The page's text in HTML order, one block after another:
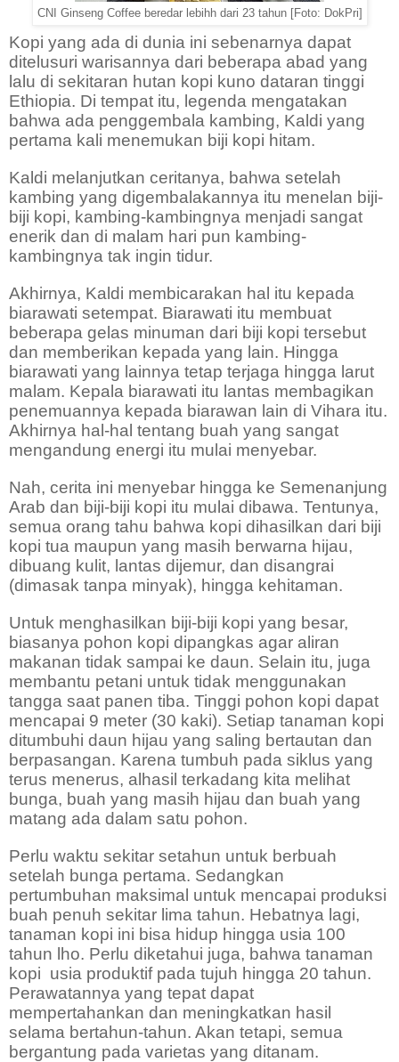
CNI Ginseng Coffee beredar lebihh dari 23 tahun [Foto: DokPri]
Kopi yang ada di dunia ini sebenarnya dapat
ditelusuri warisannya dari beberapa abad yang
lalu di sekitaran hutan kopi kuno dataran tinggi
Ethiopia. Di tempat itu, legenda mengatakan
bahwa ada penggembala kambing, Kaldi yang
pertama kali menemukan biji kopi hitam.
Kaldi melanjutkan ceritanya, bahwa setelah
kambing yang digembalakannya itu menelan biji-
biji kopi, kambing-kambingnya menjadi sangat
enerik dan di malam hari pun kambing-
kambingnya tak ingin tidur.
Akhirnya, Kaldi membicarakan hal itu kepada
biarawati setempat. Biarawati itu membuat
beberapa gelas minuman dari biji kopi tersebut
dan memberikan kepada yang lain. Hingga
biarawati yang lainnya tetap terjaga hingga larut
malam. Kepala biarawati itu lantas membagikan
penemuannya kepada biarawan lain di Vihara itu.
Akhirnya hal-hal tentang buah yang sangat
mengandung energi itu mulai menyebar.
Nah, cerita ini menyebar hingga ke Semenanjung
Arab dan biji-biji kopi itu mulai dibawa. Tentunya,
semua orang tahu bahwa kopi dihasilkan dari biji
kopi tua maupun yang masih berwarna hijau,
dibuang kulit, lantas dijemur, dan disangrai
(dimasak tanpa minyak), hingga kehitaman.
Untuk menghasilkan biji-biji kopi yang besar,
biasanya pohon kopi dipangkas agar aliran
makanan tidak sampai ke daun. Selain itu, juga
membantu petani untuk tidak menggunakan
tangga saat panen tiba. Tinggi pohon kopi dapat
mencapai 9 meter (30 kaki). Setiap tanaman kopi
ditumbuhi daun hijau yang saling bertautan dan
berpasangan. Karena tumbuh pada siklus yang
terus menerus, alhasil terkadang kita melihat
bunga, buah yang masih hijau dan buah yang
matang ada dalam satu pohon.
Perlu waktu sekitar setahun untuk berbuah
setelah bunga pertama. Sedangkan
pertumbuhan maksimal untuk mencapai produksi
buah penuh sekitar lima tahun. Hebatnya lagi,
tanaman kopi ini bisa hidup hingga usia 100
tahun lho. Perlu diketahui juga, bahwa tanaman
kopi usia produktif pada tujuh hingga 20 tahun.
Perawatannya yang tepat dapat
mempertahankan dan meningkatkan hasil
selama bertahun-tahun. Akan tetapi, semua
bergantung pada varietas yang ditanam.